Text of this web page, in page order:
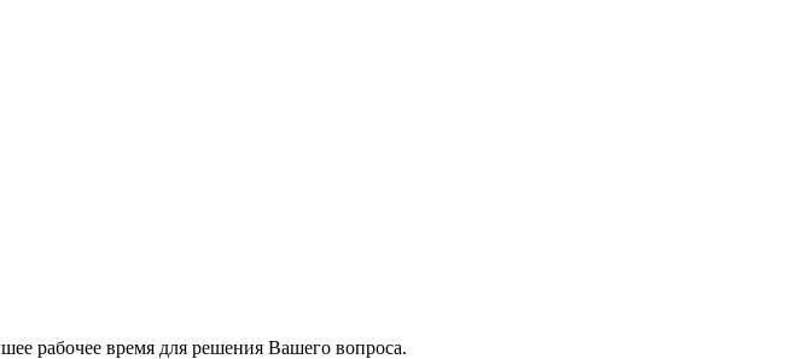
рабочее время для решения Вашего вопроса.